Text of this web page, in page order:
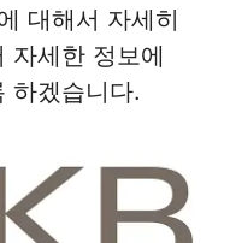
대해서 자세히
자세한 정보에
하겠습니다.